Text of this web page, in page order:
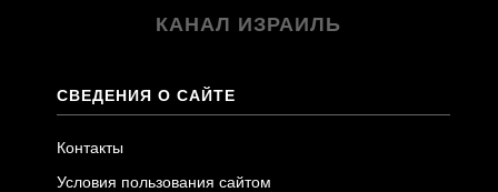
КАНАЛ ИЗРАИЛЬ
СВЕДЕНИЯ О САЙТЕ
Контакты
Условия пользования сайтом